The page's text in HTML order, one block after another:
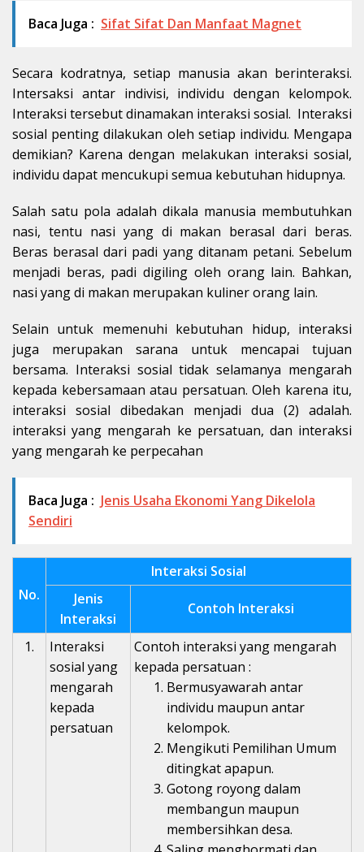
Baca Juga : Sifat Sifat Dan Manfaat Magnet
Secara kodratnya, setiap manusia akan berinteraksi.
Intersaksi antar indivisi, individu dengan kelompok.
Interaksi tersebut dinamakan interaksi sosial. Interaksi
sosial penting dilakukan oleh setiap individu. Mengapa
demikian? Karena dengan melakukan interaksi sosial,
individu dapat mencukupi semua kebutuhan hidupnya.
Salah satu pola adalah dikala manusia membutuhkan
nasi, tentu nasi yang di makan berasal dari beras.
Beras berasal dari padi yang ditanam petani. Sebelum
menjadi beras, padi digiling oleh orang lain. Bahkan,
nasi yang di makan merupakan kuliner orang lain.
Selain untuk memenuhi kebutuhan hidup, interaksi
juga merupakan sarana untuk mencapai tujuan
bersama. Interaksi sosial tidak selamanya mengarah
kepada kebersamaan atau persatuan. Oleh karena itu,
interaksi sosial dibedakan menjadi dua (2) adalah.
interaksi yang mengarah ke persatuan, dan interaksi
yang mengarah ke perpecahan
Baca Juga : Jenis Usaha Ekonomi Yang Dikelola
Sendiri
No.
Interaksi Sosial
Jenis
Interaksi
Contoh Interaksi
1.
Interaksi
sosial yang
mengarah
kepada
persatuan
Contoh interaksi yang mengarah
kepada persatuan :
Bermusyawarah antar
individu maupun antar
kelompok.
Mengikuti Pemilihan Umum
ditingkat apapun.
Gotong royong dalam
membangun maupun
membersihkan desa.